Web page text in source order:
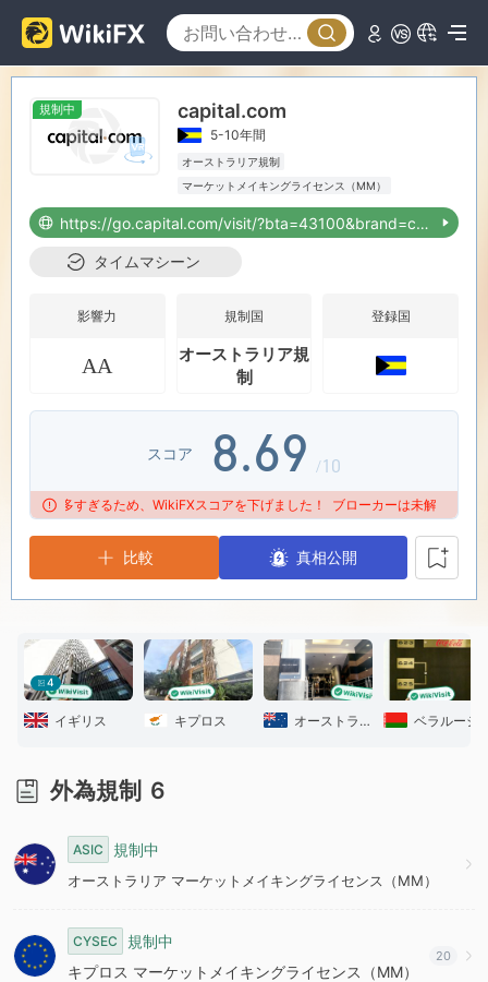
規制中 capital.com
5-10年間
オーストラリア規制
マーケットメイキングライセンス（MM）
MT5フルライセンス
グローバル展開
ハイリスクレベル
オフショア規制
https://go.capital.com/visit/?bta=43100&brand=capital
タイムマシーン
影響力
AA
規制国
オーストラリア規
制
登録国
スコア
2
3
4
6
7
8
9
.
0
1
2
4
6
7
8
9
3
4
5
9 /10
情が多すぎるため、WikiFXスコアを下げました！ ブローカーは未解決の苦情
比較 真相公開
4
イギリス キプロス オーストラリア ベラルーシ
外為規制 6
ASIC 規制中
オーストラリア マーケットメイキングライセンス（MM）
CYSEC
規制中
キプロス マーケットメイキングライセンス（MM）
20